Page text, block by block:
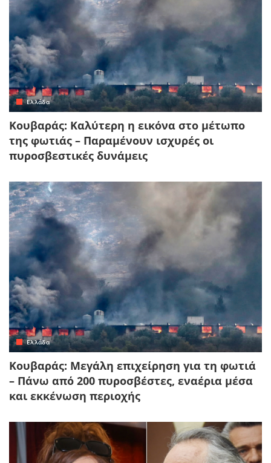
Ελλάδα
Κουβαράς: Καλύτερη η εικόνα στο μέτωπο
της φωτιάς – Παραμένουν ισχυρές οι
πυροσβεστικές δυνάμεις
Ελλάδα
Κουβαράς: Μεγάλη επιχείρηση για τη φωτιά
– Πάνω από 200 πυροσβέστες, εναέρια μέσα
και εκκένωση περιοχής